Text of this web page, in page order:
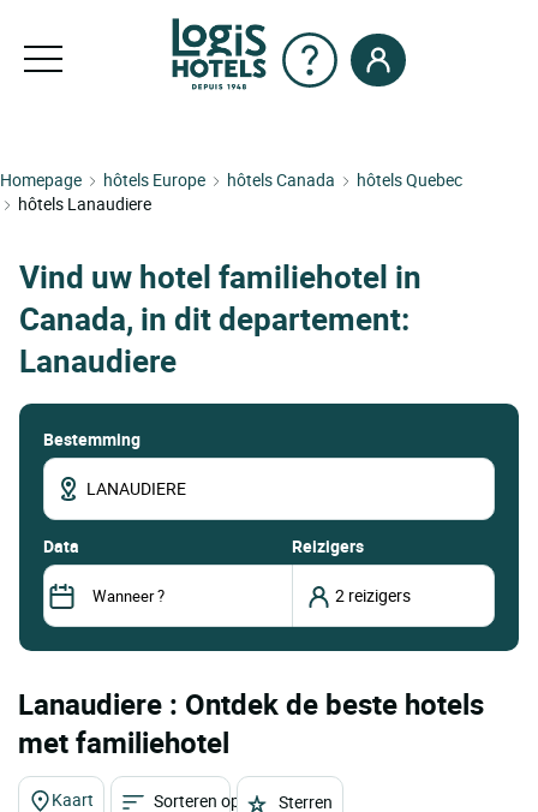
Homepage hôtels Europe hôtels Canada
hôtels Quebec
hôtels Lanaudiere
Vind uw hotel familiehotel in
Canada, in dit departement:
Lanaudiere
Bestemming
data Reizigers
Lanaudiere : Ontdek de beste hotels
met familiehotel
Kaart Sorteren op Sterren